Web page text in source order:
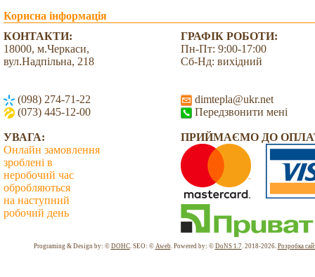
Корисна інформація
КОНТАКТИ:
18000, м.Черкаси,
вул.Надпільна, 218
(098) 274-71-22
(073) 445-12-00
ГРАФІК РОБОТИ:
Пн-Пт: 9:00-17:00
Сб-Нд: вихідний
dimtepla@ukr.net
Передзвонити мені
УВАГА:
Онлайн замовлення
зроблені в
неробочий час
обробляються
на наступний
робочий день
ПРИЙМАЄМО ДО
Programing & Design by: © DOHC. SEO: © Aweb. Powered by: © DoNS 1.7. 2018-2026. Розробка